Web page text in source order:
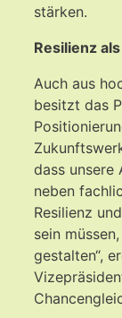
stärken.
Resilienz
Auch aus
besitzt das
dass unsere
neben
Resilienz
sein
gestalten“,